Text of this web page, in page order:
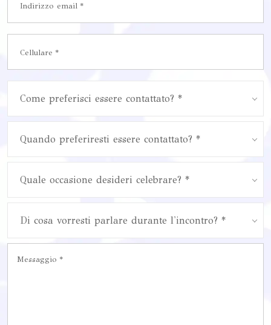
Come preferisci essere contattato? *
Quando preferiresti essere contattato? *
Quale occasione desideri celebrare? *
Di cosa vorresti parlare durante l'incontro? *